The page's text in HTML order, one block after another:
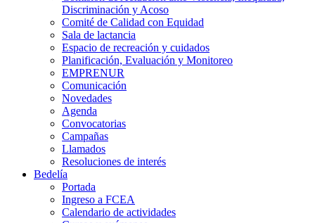
Discriminación y Acoso
Comité de Calidad con Equidad
Sala de lactancia
Espacio de recreación y cuidados
Planificación, Evaluación y Monitoreo
EMPRENUR
Comunicación
Novedades
Agenda
Convocatorias
Campañas
Llamados
Resoluciones de interés
Bedelía
Portada
Ingreso a FCEA
Calendario de actividades